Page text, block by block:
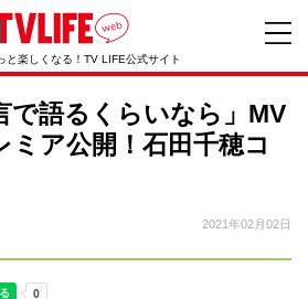
と楽しくなる！TV LIFE公式サイト
で語るくらいなら」MV
ミア公開！石田千穂コ
2021年02月02日